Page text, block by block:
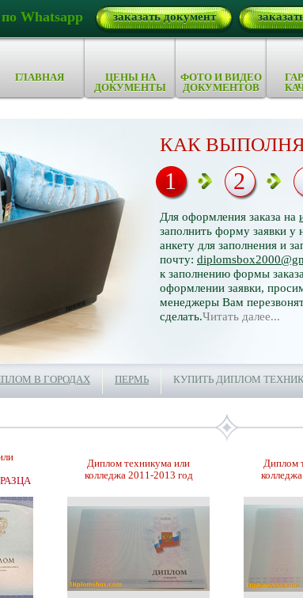
Whatsapp заказать документ
ГЛАВНАЯ
ЦЕНЫ НА
ДОКУМЕНТЫ
ФОТО И ВИДЕО
ДОКУМЕНТОВ
КАК
Для оформления заказа на
заполнить форму заявки у
анкету для заполнения и
почту:
к заполнению формы
оформлении заявки,
менеджеры Вам
сделать.Читать далее...
1 2
В ГОРОДАХ ПЕРМЬ КУПИТЬ ДИПЛОМ
Диплом техникума или
колледжа 2011-2013 год
Диплом